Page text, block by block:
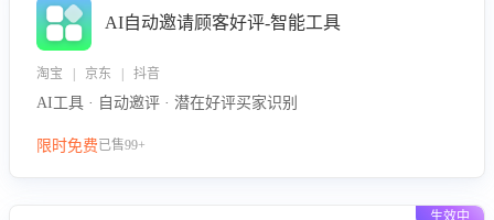
AI自动邀请顾客好评-智能工具
淘宝 | 京东 | 抖音
AI工具 · 自动邀评 · 潜在好评买家识别
限时免费已售99+
生效中